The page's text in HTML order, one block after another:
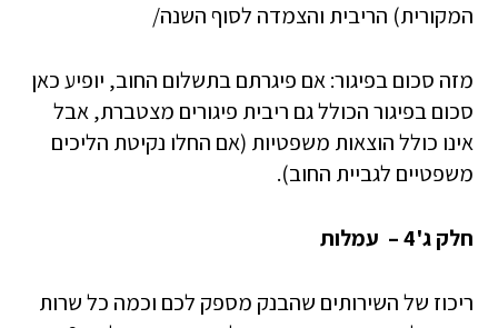
המקורית) הריבית והצמדה לסוף השנה/
מזה סכום בפיגור: אם פיגרתם בתשלום החוב, יופיע כאן
סכום בפיגור הכולל גם ריבית פיגורים מצטברת, אבל
אינו כולל הוצאות משפטיות (אם החלו נקיטת הליכים
משפטיים לגביית החוב).
חלק ג'4 – עמלות
ריכוז של השירותים שהבנק מספק לכם וכמה כל שרות